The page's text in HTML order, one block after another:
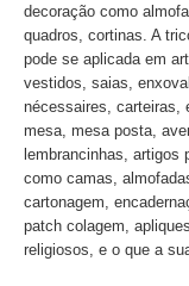
decoração como
quadros, cortinas. A
pode se aplicada em
vestidos, saias,
nécessaires, carteiras,
mesa, mesa posta,
lembrancinhas, artigos
como camas,
cartonagem,
patch colagem,
religiosos, e o que a